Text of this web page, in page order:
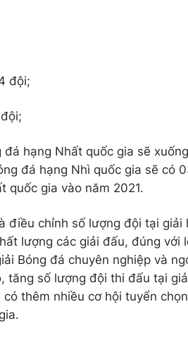
đội;
hạng Nhất quốc gia sẽ
đá hạng Nhì quốc gia sẽ có
quốc gia vào năm 2021.
điều chỉnh số lượng đội tại giải
lượng các giải đấu, đúng với
Bóng đá chuyên nghiệp và
tăng số lượng đội thi đấu tại
thêm nhiều cơ hội tuyển